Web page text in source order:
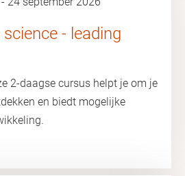
- leading
2-daagse cursus helpt je om je
en biedt mogelijke